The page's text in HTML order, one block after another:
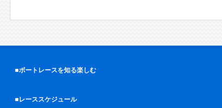
■ボートレースを知る楽しむ
■レーススケジュール